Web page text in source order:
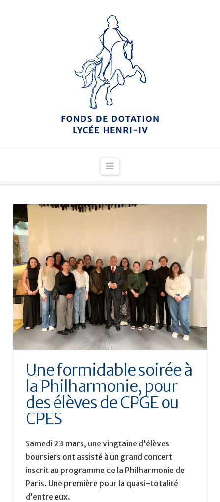
Navigation
Une formidable soirée à
la Philharmonie, pour
des élèves de CPGE ou
CPES
Samedi 23 mars, une vingtaine d’élèves
boursiers ont assisté à un grand concert
inscrit au programme de la Philharmonie de
Paris. Une première pour la quasi-totalité
d’entre eux.